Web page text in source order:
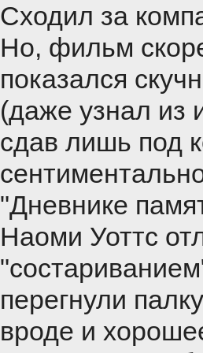
Сходил за
Но, фильм
показался
(даже узнал из
сдав лишь под
"Дневнике
Наоми Уоттс
перегнули
вроде и